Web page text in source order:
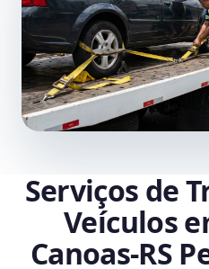
Serviços de
Veículos
Canoas‑RS